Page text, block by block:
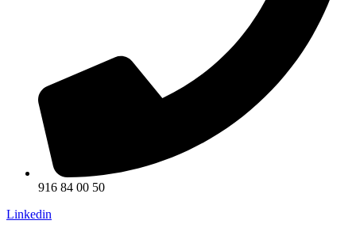
916 84 00 50
Linkedin